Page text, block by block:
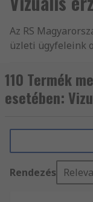
Az RS
üzleti ügyfeleink
szabványoknak
A
építhetjük
és
árucikkeink
Nagy
110 Termék
esetében:
Rendezés